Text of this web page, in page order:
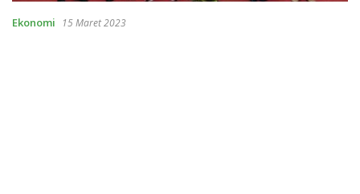
Ekonomi 15 Maret 2023